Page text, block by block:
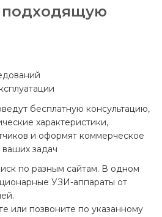
подходящую
бесплатную консультацию,
характеристики,
и оформят коммерческое
задач
по разным сайтам. В одном
УЗИ-аппараты от
или позвоните по указанному